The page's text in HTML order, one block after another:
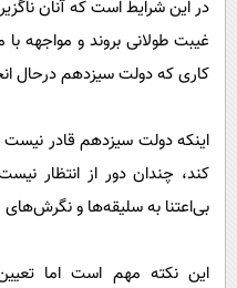
در این شرایط است که آنان
غیبت طولانی بروند و مواجهه
کاری که دولت سیزدهم درحال
اینکه دولت سیزدهم قادر نیست
کند، چندان دور از انتظار
بی‌اعتنا به سلیقه‌ها و
این نکته مهم است اما